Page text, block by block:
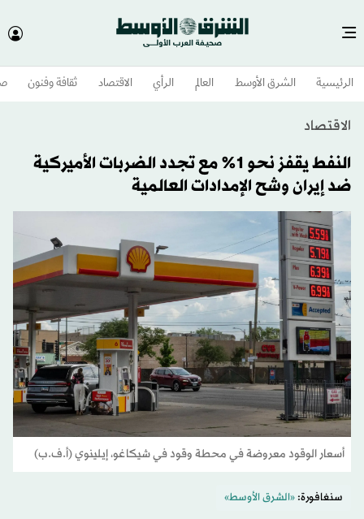
الرئيسية الشرق الأوسط​ العالم الرأي الاقتصاد ثقافة وفنون
الاقتصاد
النفط يقفز نحو 1% مع تجدد الضربات الأميركية
ضد إيران وشح الإمدادات العالمية
أسعار الوقود معروضة في محطة وقود في شيكاغو، إيلينوي (أ.ف.ب)
سنغافورة:«الشرق الأوسط»